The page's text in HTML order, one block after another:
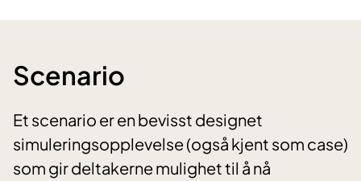
Scenario
Et scenario er en bevisst designet
simuleringsopplevelse (også kjent som case)
som gir deltakerne mulighet til å nå